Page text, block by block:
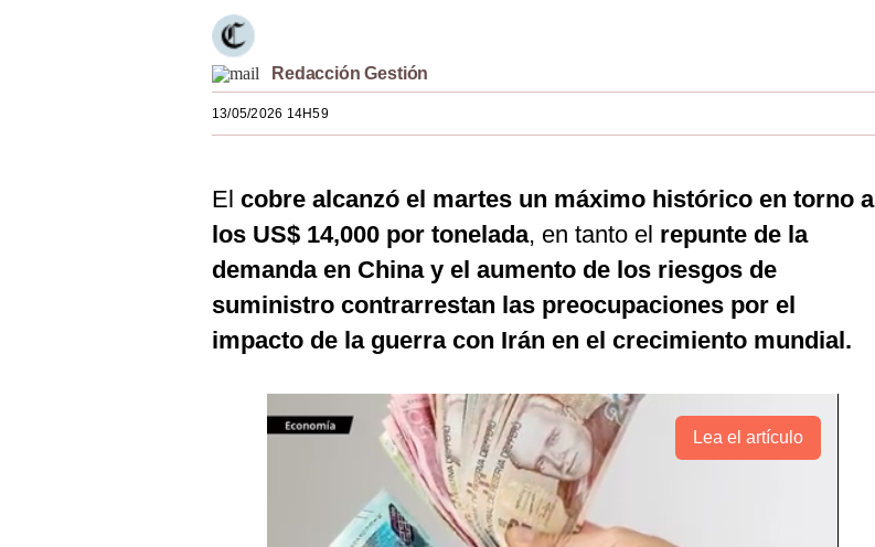
Redacción Gestión
13/05/2026 14H59
El cobre alcanzó el martes un máximo histórico en torno a
los US$ 14,000 por tonelada, en tanto el repunte de la
demanda en China y el aumento de los riesgos de
suministro contrarrestan las preocupaciones por el
impacto de la guerra con Irán en el crecimiento mundial.
Lea el artículo